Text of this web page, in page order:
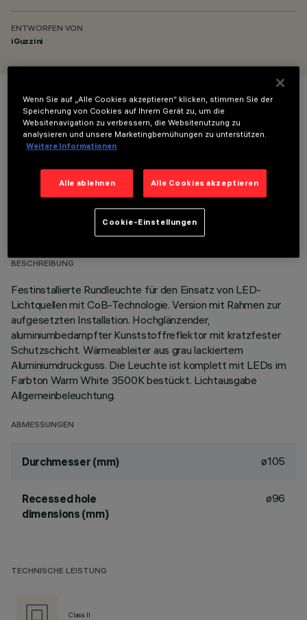
ENTWORFEN VON
iGuzzini
FARBE
TECHNISCHE DATEN
BESCHREIBUNG
Festinstallierte Rundleuchte für den Einsatz von LED-
Lichtquellen mit CoB-Technologie. Version mit Rahmen zur
aufgesetzten Installation. Hochglänzender,
aluminiumbedampfter Kunststoffreflektor mit kratzfester
Schutzschicht. Wärmeableiter aus grau lackiertem
Aluminiumdruckguss. Die Leuchte ist komplett mit LEDs im
Farbton Warm White 3500K bestückt. Lichtausgabe
Allgemeinbeleuchtung.
ABMESSUNGEN
Durchmesser (mm) ø105
Recessed hole
dimensions (mm)
ø96
TECHNISCHE LEISTUNG
Class II
Wenn Sie auf „Alle Cookies akzeptieren“ klicken, stimmen Sie der
Speicherung von Cookies auf Ihrem Gerät zu, um die
Websitenavigation zu verbessern, die Websitenutzung zu
analysieren und unsere Marketingbemühungen zu unterstützen.
Weitere Informationen
Alle ablehnen Alle Cookies akzeptieren
Cookie-Einstellungen